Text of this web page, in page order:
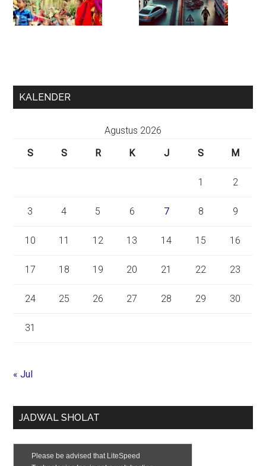
KALENDER
Agustus 2026
S
S R K J S M
1 2
3 4 5 6 7 8 9
10 11 12 13 14 15 16
17 18 19 20 21 22 23
24 25 26 27 28 29 30
31
« Jul
JADWAL SHOLAT